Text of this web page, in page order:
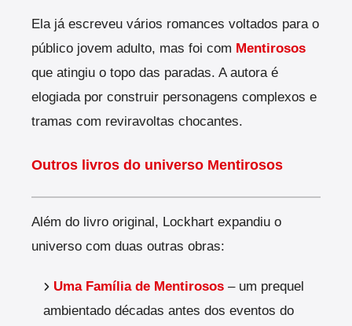
Ela já escreveu vários romances voltados para o
público jovem adulto, mas foi com Mentirosos
que atingiu o topo das paradas. A autora é
elogiada por construir personagens complexos e
tramas com reviravoltas chocantes.
Outros livros do universo Mentirosos
Além do livro original, Lockhart expandiu o
universo com duas outras obras:
Uma Família de Mentirosos – um prequel
ambientado décadas antes dos eventos do